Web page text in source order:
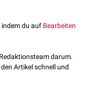
indem du auf Bearbeiten
darum.
Artikel schnell und